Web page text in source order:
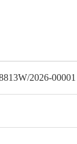
2026-00001